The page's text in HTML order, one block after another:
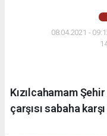
08.04.2021 -
Kızılcahamam
çarşısı sabaha